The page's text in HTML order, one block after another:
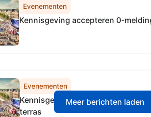
Evenementen
Kennisgeving accepteren 0-
Evenementen
Kennisgeving accepteren 0-
terras
Meer berichten laden